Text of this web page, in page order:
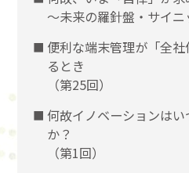
～未来の羅針盤・サイニ
便利な端末管理が「全
るとき
（第25回）
何故イノベーションは
か？
（第1回）